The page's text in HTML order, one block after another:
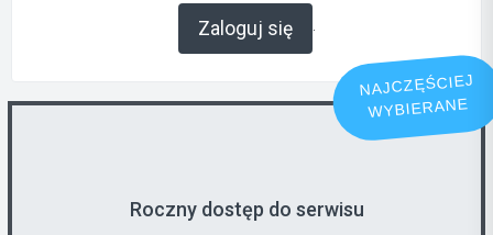
Zaloguj się .
NAJCZĘŚCIEJ
WYBIERANE
Roczny dostęp do serwisu